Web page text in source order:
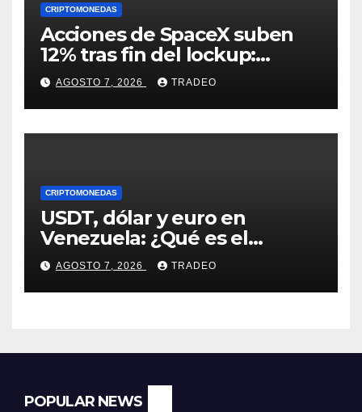
CRIPTOMONEDAS
Acciones de SpaceX suben
12% tras fin del lockup:
¿Hasta dónde podrían llegar
en agosto?
AGOSTO 7, 2026 TRADEO
CRIPTOMONEDAS
USDT, dólar y euro en
Venezuela: ¿Qué es el
fenómeno “Rockets and
Feathers”?
AGOSTO 7, 2026 TRADEO
POPULAR NEWS